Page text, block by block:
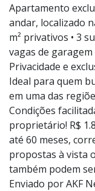
Apartamento
andar, localizado
m² privativos • 3
vagas de garagem
Privacidade e
Ideal para quem
em uma das
Condições
proprietário! R$
até 60 meses,
propostas à vista
também podem
Enviado por AKF